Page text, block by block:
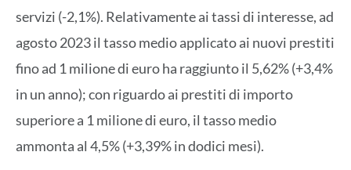
servizi (-2,1%). Relativamente ai tassi di interesse, ad
agosto 2023 il tasso medio applicato ai nuovi prestiti
fino ad 1 milione di euro ha raggiunto il 5,62% (+3,4%
in un anno); con riguardo ai prestiti di importo
superiore a 1 milione di euro, il tasso medio
ammonta al 4,5% (+3,39% in dodici mesi).